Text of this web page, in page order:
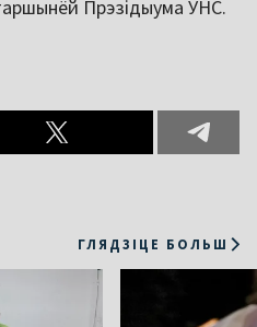
Прэзідыума УНС.
ГЛЯДЗІЦЕ БОЛЬШ